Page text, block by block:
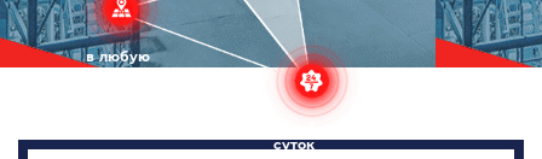
в любую
точку
суток